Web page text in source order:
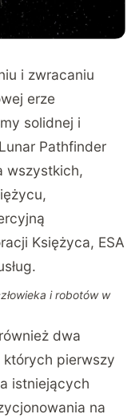
i zwracaniu
erze
solidnej i
Pathfinder
wszystkich,
Księżyca, ESA
i robotów w
dwa
których pierwszy
istniejących
na